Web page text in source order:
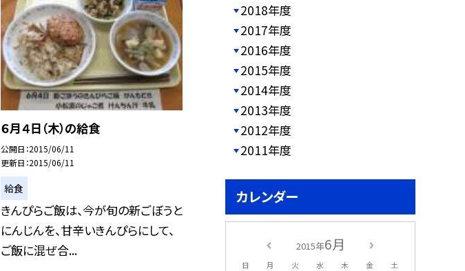
６月４日（木）の給食
公開日 2015/06/11
更新日 2015/06/11
給食
きんぴらご飯は、今が旬の新ごぼうと
にんじんを、甘辛いきんぴらにして、
ご飯に混ぜ合...
2018年度
2017年度
2016年度
2015年度
2014年度
2013年度
2012年度
2011年度
カレンダー
2015年6月
日 月 火 水 木 金 土